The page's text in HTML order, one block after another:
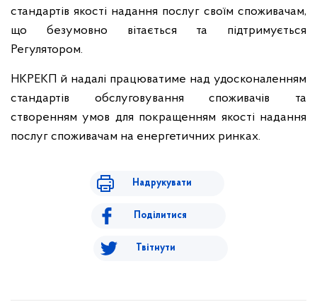
стандартів якості надання послуг своїм споживачам,
що безумовно вітається та підтримується
Регулятором.
НКРЕКП й надалі працюватиме над удосконаленням
стандартів обслуговування споживачів та
створенням умов для покращенням якості надання
послуг споживачам на енергетичних ринках.
Надрукувати
Поділитися
Твітнути